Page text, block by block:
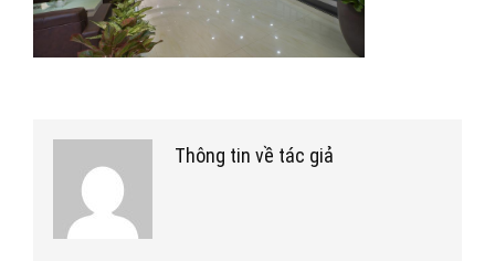
Thông tin về tác giả